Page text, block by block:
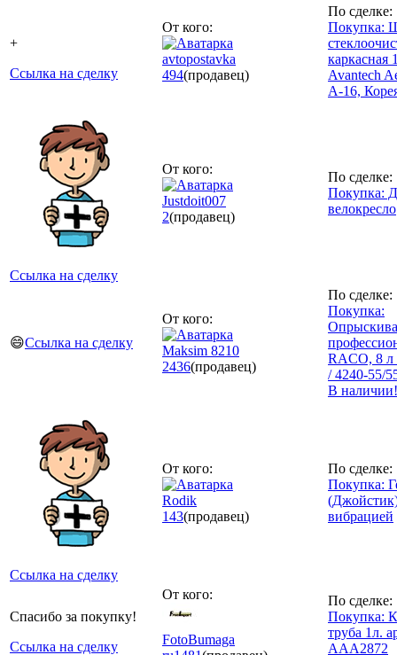
+
Ссылка на сделку
От кого:
avtopostavka
494(продавец)
По сделке:
Покупка:
каркасная
Avantech
A-16,
Ссылка на сделку
От кого:
Justdoit007
2(продавец)
По сделке:
Покупка:
велокресло
😄Ссылка на сделку
От кого:
Maksim 8210
2436(продавец)
По сделке:
Покупка:
RACO, 8 л
/ 4240-55/
В наличии!
Ссылка на сделку
От кого:
Rodik
143(продавец)
По сделке:
Покупка:
вибрацией
Спасибо за покупку!
Ссылка на сделку
От кого:
FotoBumaga
По сделке:
Покупка:
труба 1л.
AAA2872